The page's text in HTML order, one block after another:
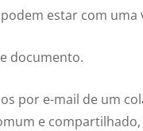
estar com uma
documento.
por e-mail de um
e